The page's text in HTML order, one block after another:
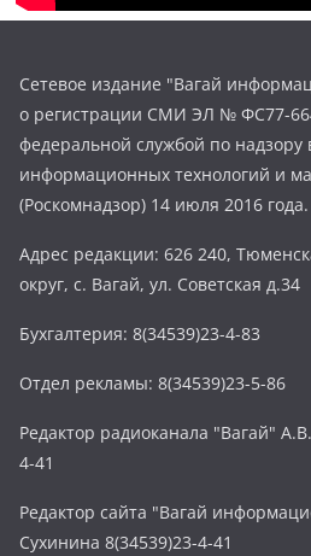
Сетевое издание "Вагай
о регистрации СМИ ЭЛ № ФС77-
федеральной службой по надзору
информационных технологий и
(Роскомнадзор) 14 июля 2016 года.
Адрес редакции: 626 240,
округ, с. Вагай, ул. Советская д.34
Бухгалтерия: 8(34539)23-4-83
Отдел рекламы: 8(34539)23-5-86
Редактор радиоканала "Вагай"
4-41
Редактор сайта "Вагай
Сухинина 8(34539)23-4-41